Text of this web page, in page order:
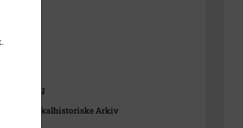
lokalhistoriske Arkiv